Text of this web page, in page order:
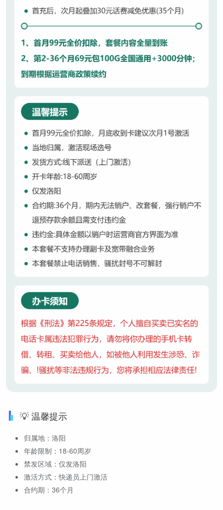
💡 温馨提示
归属地：洛阳
年龄限制：18-60周岁
禁发区域：仅发洛阳
激活方式：快递员上门激活
合约期：36个月